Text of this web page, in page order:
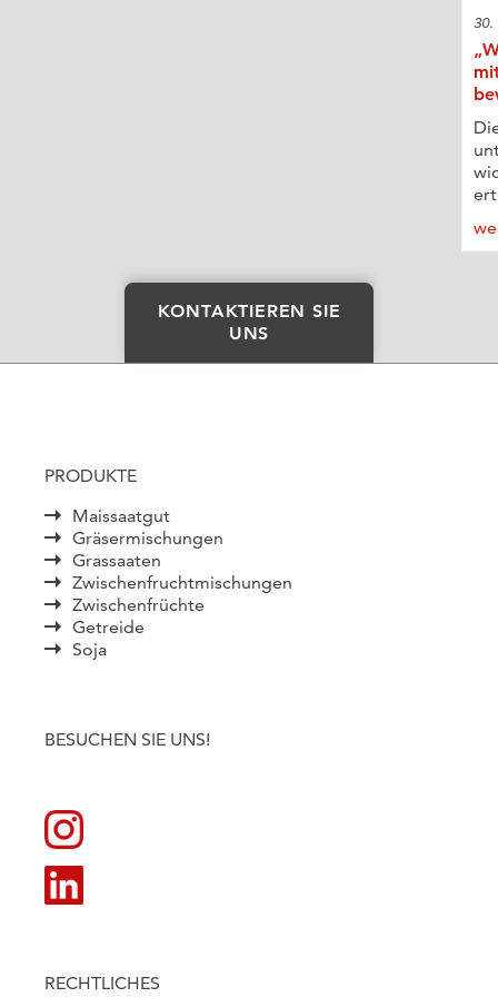
30.
KONTAKTIEREN SIE
UNS
PRODUKTE
Maissaatgut
Gräsermischungen
Grassaaten
Zwischenfruchtmischungen
Zwischenfrüchte
Getreide
Soja
BESUCHEN SIE UNS!
RECHTLICHES